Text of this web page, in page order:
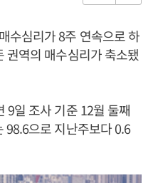
수심리가 8주 연속으로 하
권역의 매수심리가 축소됐
9일 조사 기준 12월 둘째
98.6으로 지난주보다 0.6